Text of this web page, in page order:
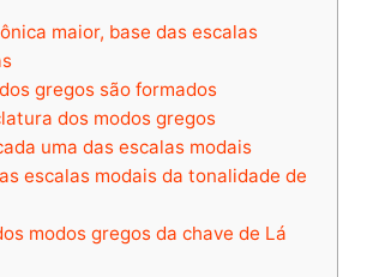
maior, base das escalas
gregos são formados
dos modos gregos
uma das escalas modais
escalas modais da tonalidade de
modos gregos da chave de Lá